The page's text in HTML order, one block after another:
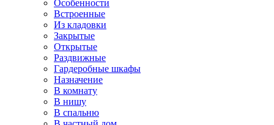
Особенности
Встроенные
Из кладовки
Закрытые
Открытые
Раздвижные
Гардеробные шкафы
Назначение
В комнату
В нишу
В спальню